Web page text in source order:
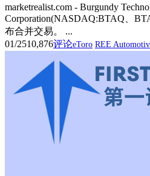
marketrealist.com - Burgundy
Corporation(NASDAQ:BTAQ、
布合并交易。 ...
01/2510,876评论eToro REE